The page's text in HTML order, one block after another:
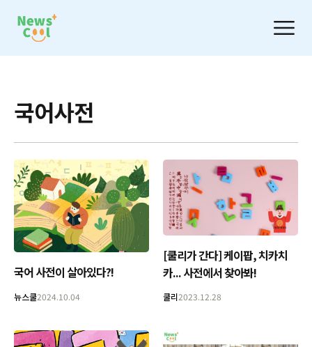
국어사전
국어 사전이 살아있다?!
뉴스쿨2024.10.04
[쿨리가 간다] 케이팝, 치카치
카... 사전에서 찾아봐!
쿨리2023.12.28